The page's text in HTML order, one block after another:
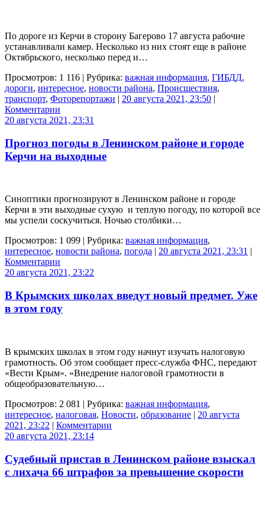
По дороге из Керчи в сторону Багерово 17 августа рабочие
устанавливали камер. Несколько из них стоят еще в районе
Октябрьского, несколько перед и…
Просмотров: 1 116 | Рубрика: важная информация, ГИБДД,
дороги, интересное, новости района, Происшествия,
транспорт, Фоторепортажи | 20 августа 2021, 23:50 |
Комментарии
20 августа 2021, 23:31
Прогноз погоды в Ленинском районе и городе
Керчи на выходные
Синоптики прогнозируют в Ленинском районе и городе
Керчи в эти выходные сухую и теплую погоду, по которой все
мы успели соскучиться. Ночью столбики…
Просмотров: 1 099 | Рубрика: важная информация,
интересное, новости района, погода | 20 августа 2021, 23:31 |
Комментарии
20 августа 2021, 23:22
В Крымских школах введут новый предмет. Уже
в этом году
В крымских школах в этом году начнут изучать налоговую
грамотность. Об этом сообщает пресс-служба ФНС, передают
«Вести Крым». «Внедрение налоговой грамотности в
общеобразовательную…
Просмотров: 2 081 | Рубрика: важная информация,
интересное, налоговая, Новости, образование | 20 августа
2021, 23:22 | Комментарии
20 августа 2021, 23:14
Судебный пристав в Ленинском районе взыскал
с лихача 66 штрафов за превышение скорости